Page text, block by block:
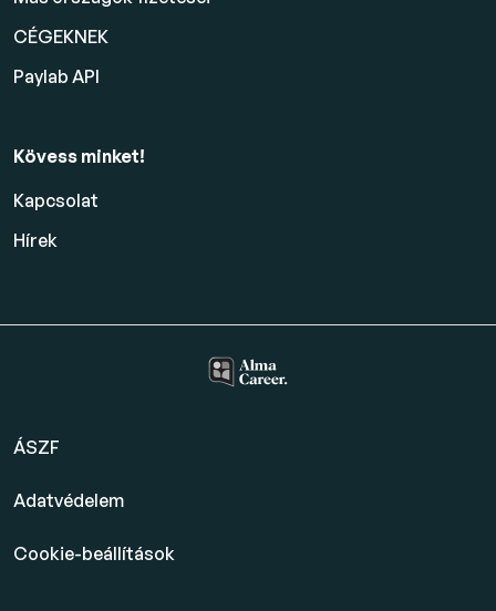
CÉGEKNEK
Paylab API
Kövess minket!
Kapcsolat
Hírek
ÁSZF
Adatvédelem
Cookie-beállítások